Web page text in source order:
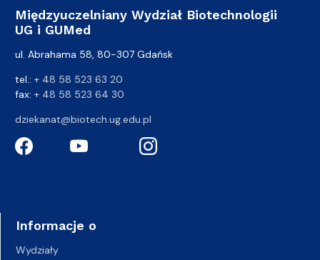
Międzyuczelniany Wydział Biotechnologii
UG i GUMed
ul. Abrahama 58, 80-307 Gdańsk
tel.: + 48 58 523 63 20
fax: + 48 58 523 64 30
dziekanat@biotech.ug.edu.pl
Informacje o
Wydziały